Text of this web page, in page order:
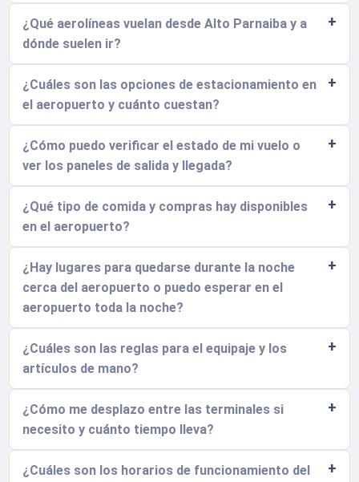
¿Qué aerolíneas vuelan desde Alto Parnaiba y a
dónde suelen ir?
¿Cuáles son las opciones de estacionamiento en
el aeropuerto y cuánto cuestan?
¿Cómo puedo verificar el estado de mi vuelo o
ver los paneles de salida y llegada?
¿Qué tipo de comida y compras hay disponibles
en el aeropuerto?
¿Hay lugares para quedarse durante la noche
cerca del aeropuerto o puedo esperar en el
aeropuerto toda la noche?
¿Cuáles son las reglas para el equipaje y los
artículos de mano?
¿Cómo me desplazo entre las terminales si
necesito y cuánto tiempo lleva?
¿Cuáles son los horarios de funcionamiento del